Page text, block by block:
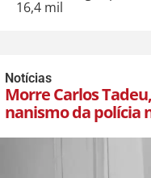
16,4 mil
Notícias
Morre Carlos
nanismo da polícia